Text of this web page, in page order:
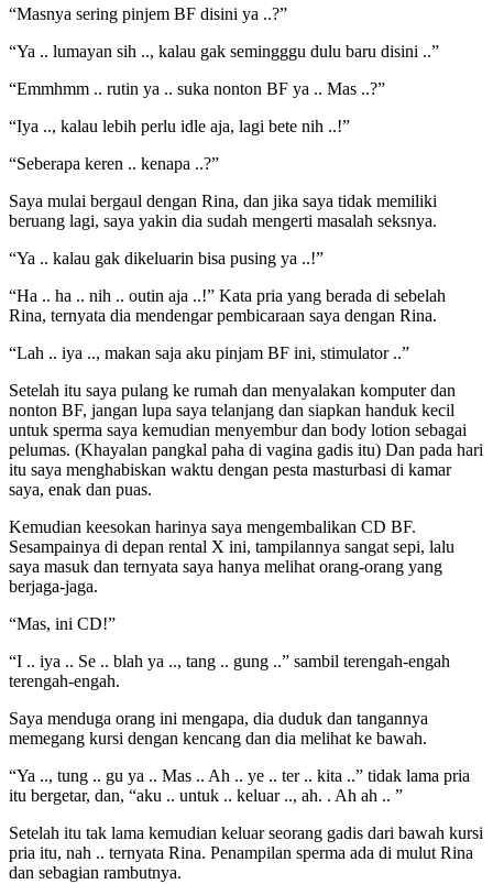
“Masnya sering pinjem BF disini ya ..?”
“Ya .. lumayan sih .., kalau gak semingggu dulu baru disini ..”
“Emmhmm .. rutin ya .. suka nonton BF ya .. Mas ..?”
“Iya .., kalau lebih perlu idle aja, lagi bete nih ..!”
“Seberapa keren .. kenapa ..?”
Saya mulai bergaul dengan Rina, dan jika saya tidak memiliki
beruang lagi, saya yakin dia sudah mengerti masalah seksnya.
“Ya .. kalau gak dikeluarin bisa pusing ya ..!”
“Ha .. ha .. nih .. outin aja ..!” Kata pria yang berada di sebelah
Rina, ternyata dia mendengar pembicaraan saya dengan Rina.
“Lah .. iya .., makan saja aku pinjam BF ini, stimulator ..”
Setelah itu saya pulang ke rumah dan menyalakan komputer dan
nonton BF, jangan lupa saya telanjang dan siapkan handuk kecil
untuk sperma saya kemudian menyembur dan body lotion sebagai
pelumas. (Khayalan pangkal paha di vagina gadis itu) Dan pada hari
itu saya menghabiskan waktu dengan pesta masturbasi di kamar
saya, enak dan puas.
Kemudian keesokan harinya saya mengembalikan CD BF.
Sesampainya di depan rental X ini, tampilannya sangat sepi, lalu
saya masuk dan ternyata saya hanya melihat orang-orang yang
berjaga-jaga.
“Mas, ini CD!”
“I .. iya .. Se .. blah ya .., tang .. gung ..” sambil terengah-engah
terengah-engah.
Saya menduga orang ini mengapa, dia duduk dan tangannya
memegang kursi dengan kencang dan dia melihat ke bawah.
“Ya .., tung .. gu ya .. Mas .. Ah .. ye .. ter .. kita ..” tidak lama pria
itu bergetar, dan, “aku .. untuk .. keluar .., ah. . Ah ah .. ”
Setelah itu tak lama kemudian keluar seorang gadis dari bawah kursi
pria itu, nah .. ternyata Rina. Penampilan sperma ada di mulut Rina
dan sebagian rambutnya.